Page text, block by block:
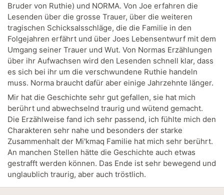
Bruder von Ruthie) und NORMA. Von Joe erfahren die
Lesenden über die grosse Trauer, über die weiteren
tragischen Schicksalsschläge, die die Familie in den
Folgejahren erfährt und über Joes Lebensentwurf mit dem
Umgang seiner Trauer und Wut. Von Normas Erzählungen
über ihr Aufwachsen wird den Lesenden schnell klar, dass
es sich bei ihr um die verschwundene Ruthie handeln
muss. Norma braucht dafür aber einige Jahrzehnte länger.
Mir hat die Geschichte sehr gut gefallen, sie hat mich
berührt und abwechselnd traurig und wütend gemacht.
Die Erzählweise fand ich sehr passend, ich fühlte mich den
Charakteren sehr nahe und besonders der starke
Zusammenhalt der Mi'kmaq Familie hat mich sehr berührt.
An manchen Stellen hätte die Geschichte auch etwas
gestrafft werden können. Das Ende ist sehr bewegend und
unglaublich traurig, aber auch tröstlich.